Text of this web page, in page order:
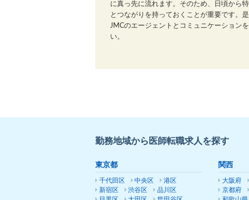
に真っ先に流れます。そのため、日頃から
とつながりを持っておくことが重要です。
JMCのエージェントとコミュニケーション
い。
勤務地域から医師転職求人を探す
東京都
千代田区 中央区
港区
新宿区
渋谷区
品川区
関西
大阪府
京都府